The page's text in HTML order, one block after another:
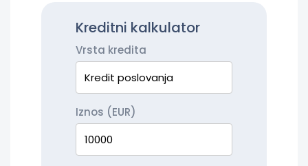
Kreditni kalkulator
Vrsta kredita
Iznos (EUR)